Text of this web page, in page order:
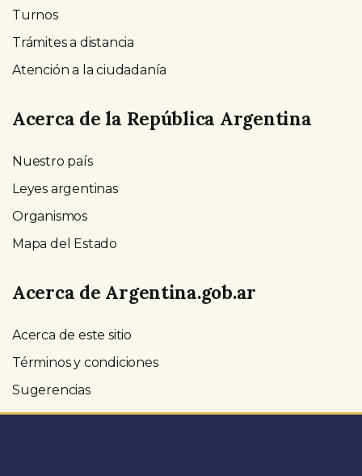
Turnos
Trámites a distancia
Atención a la ciudadanía
Acerca de la República Argentina
Nuestro país
Leyes argentinas
Organismos
Mapa del Estado
Acerca de Argentina.gob.ar
Acerca de este sitio
Términos y condiciones
Sugerencias